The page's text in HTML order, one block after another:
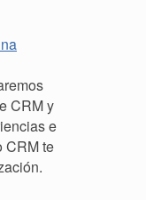
CRM y
e
CRM te